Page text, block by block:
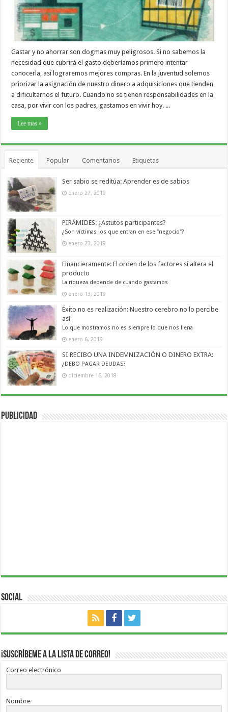
Gastar y no ahorrar son dogmas muy peligrosos. Si no sabemos la
necesidad que cubrirá el gasto deberíamos primero intentar
conocerla, así lograremos mejores compras. En la juventud solemos
priorizar la asignación de nuestro dinero a adquisiciones que tienden
a dificultarnos el futuro. Cuando no se tienen responsabilidades en la
casa, por vivir con los padres, gastamos en vivir hoy. ...
Lee mas »
Reciente Popular Comentarios Etiquetas
Ser sabio se reditúa: Aprender es de sabios
enero 27, 2019
PIRÁMIDES: ¿Astutos participantes?
¿Son víctimas los que entran en ese "negocio"?
enero 23, 2019
Financieramente: El orden de los factores sí altera el
producto
La riqueza depende de cuándo gastamos
enero 13, 2019
Éxito no es realización: Nuestro cerebro no lo percibe
así
Lo que mostramos no es siempre lo que nos llena
enero 6, 2019
SI RECIBO UNA INDEMNIZACIÓN O DINERO EXTRA:
¿DEBO PAGAR DEUDAS?
diciembre 16, 2018
Publicidad
Social
¡Suscríbeme a la lista de correo!
Correo electrónico
Nombre